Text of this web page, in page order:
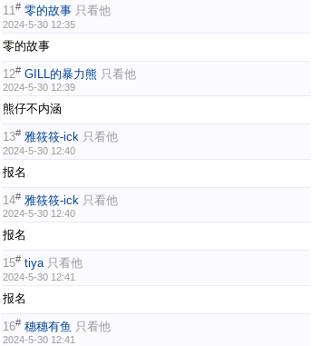
11# 零的故事 只看他
2024-5-30 12:35
零的故事
12# GILL的暴力熊 只看他
2024-5-30 12:39
熊仔不内涵
13# 雅筱筱-ick 只看他
2024-5-30 12:40
报名
14# 雅筱筱-ick 只看他
2024-5-30 12:40
报名
15# tiya 只看他
2024-5-30 12:41
报名
16# 穗穗有鱼 只看他
2024-5-30 12:41